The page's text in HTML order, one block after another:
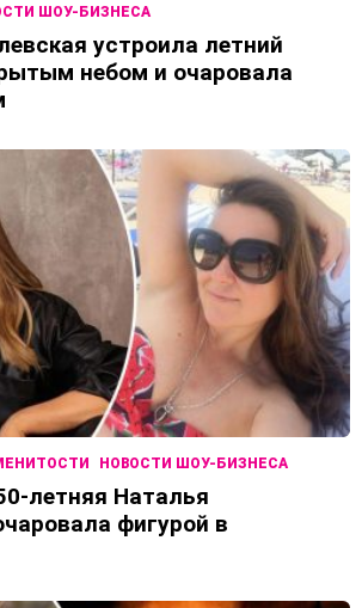
ШОУ-БИЗНЕСА
устроила летний
небом и очаровала
НОВОСТИ ШОУ-БИЗНЕСА
летняя Наталья
фигурой в